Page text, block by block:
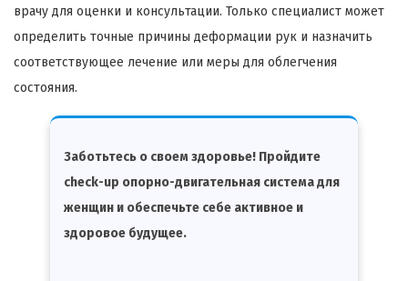
врачу для оценки и консультации. Только специалист может
определить точные причины деформации рук и назначить
соответствующее лечение или меры для облегчения
состояния.
Заботьтесь о своем здоровье! Пройдите
check-up опорно-двигательная система для
женщин и обеспечьте себе активное и
здоровое будущее.